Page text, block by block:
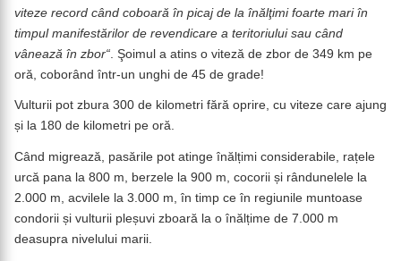
viteze record când coboară în picaj de la înălţimi foarte mari în
timpul manifestărilor de revendicare a teritoriului sau când
vânează în zbor“ . Şoimul a atins o viteză de zbor de 349 km pe
oră, coborând într-un unghi de 45 de grade!
Vulturii pot zbura 300 de kilometri fără oprire, cu viteze care ajung
și la 180 de kilometri pe oră.
Când migrează, pasările pot atinge înălțimi considerabile, rațele
urcă pana la 800 m, berzele la 900 m, cocorii și rândunelele la
2.000 m, acvilele la 3.000 m, în timp ce în regiunile muntoase
condorii și vulturii pleșuvi zboară la o înălțime de 7.000 m
deasupra nivelului marii.